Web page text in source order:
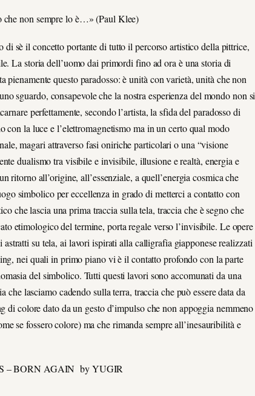
che non sempre lo è…» (Paul Klee)
di sè il concetto portante di tutto il percorso artistico della pittrice,
La storia dell’uomo dai primordi fino ad ora è una storia di
questo paradosso: è unità con varietà, unità che non
sguardo, consapevole che la nostra esperienza del mondo non si
perfettamente, secondo l’artista, la sfida del paradosso di
la luce e l’elettromagnetismo ma in un certo qual modo
magari attraverso fasi oniriche particolari o una “visione
dualismo tra visibile e invisibile, illusione e realtà, energia e
ritorno all’origine, all’essenziale, a quell’energia cosmica che
simbolico per eccellenza in grado di metterci a contatto con
che lascia una prima traccia sulla tela, traccia che è segno che
etimologico del termine, porta regale verso l’invisibile. Le opere
su tela, ai lavori ispirati alla calligrafia giapponese realizzati
nei quali in primo piano vi è il contatto profondo con la parte
del simbolico. Tutti questi lavori sono accomunati da una
lasciamo cadendo sulla terra, traccia che può essere data da
colore dato da un gesto d’impulso che non appoggia nemmeno
se fossero colore) ma che rimanda sempre all’inesauribilità e
– BORN AGAIN by YUGIR